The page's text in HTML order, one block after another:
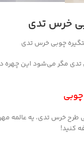
خرس تدی
چوبی خرس تدی
مگر می‌شود این چهره
طرح خرس تدی، یه عالمه
کنید!